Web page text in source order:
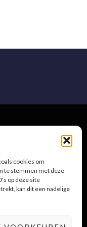
cookies om
te stemmen met deze
op deze site
kan dit een nadelige